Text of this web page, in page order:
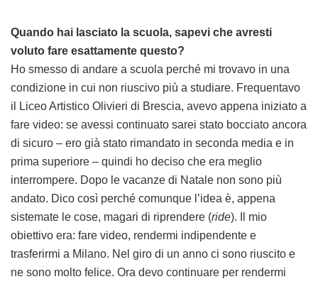
Quando hai lasciato la scuola, sapevi che avresti
voluto fare esattamente questo?
Ho smesso di andare a scuola perché mi trovavo in una
condizione in cui non riuscivo più a studiare. Frequentavo
il Liceo Artistico Olivieri di Brescia, avevo appena iniziato a
fare video: se avessi continuato sarei stato bocciato ancora
di sicuro – ero già stato rimandato in seconda media e in
prima superiore – quindi ho deciso che era meglio
interrompere. Dopo le vacanze di Natale non sono più
andato. Dico così perché comunque l’idea è, appena
sistemate le cose, magari di riprendere (ride). Il mio
obiettivo era: fare video, rendermi indipendente e
trasferirmi a Milano. Nel giro di un anno ci sono riuscito e
ne sono molto felice. Ora devo continuare per rendermi